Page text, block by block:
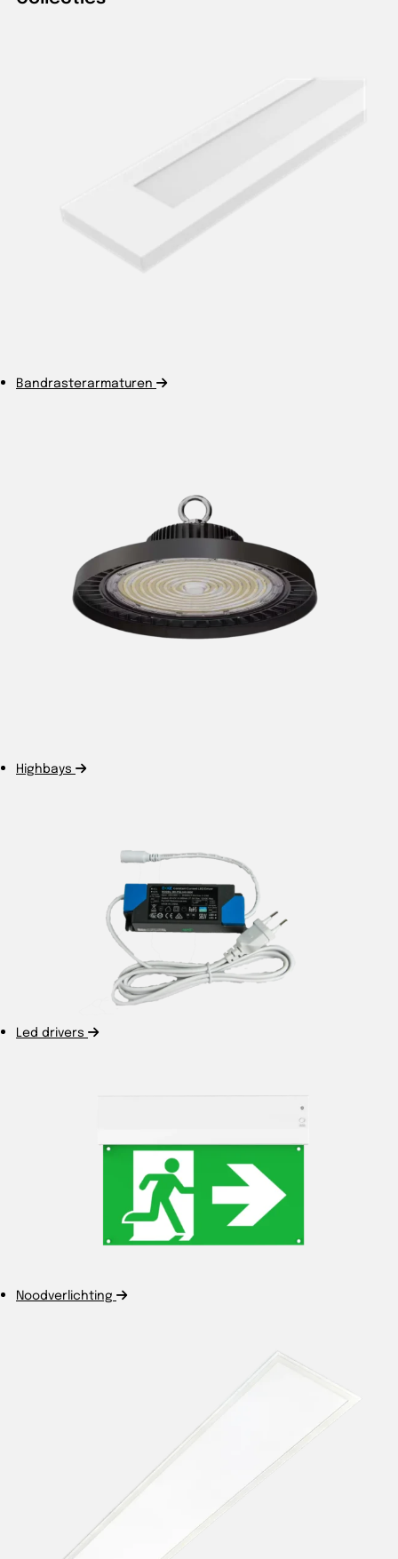
Bandrasterarmaturen
Highbays
Led drivers
Noodverlichting